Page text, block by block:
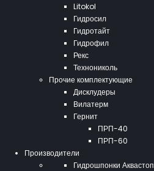
Litokol
Гидросил
Гидротайт
Гидрофил
Рекс
Технониколь
Прочие комплектующие
Дисклудеры
Вилатерм
Гернит
ПРП-40
ПРП-60
Производители
Гидрошпонки Аквастоп